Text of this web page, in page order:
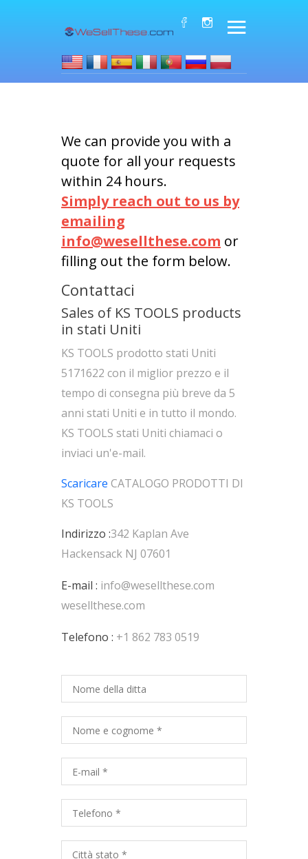
We can provide you with a
quote for all your requests
within 24 hours.
Simply reach out to us by
emailing
info@wesellthese.com or
filling out the form below.
Contattaci
Sales of KS TOOLS products
in stati Uniti
KS TOOLS prodotto stati Uniti
5171622 con il miglior prezzo e il
tempo di consegna più breve da 5
anni stati Uniti e in tutto il mondo.
KS TOOLS stati Uniti chiamaci o
inviaci un'e-mail.
Scaricare CATALOGO PRODOTTI DI
KS TOOLS
Indirizzo :342 Kaplan Ave
Hackensack NJ 07601
E-mail : info@wesellthese.com
wesellthese.com
Telefono : +1 862 783 0519